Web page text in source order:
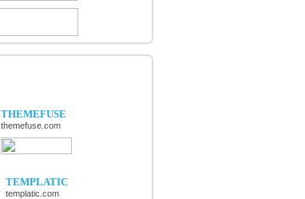
THEMEFUSE
themefuse.com
TEMPLATIC
templatic.com